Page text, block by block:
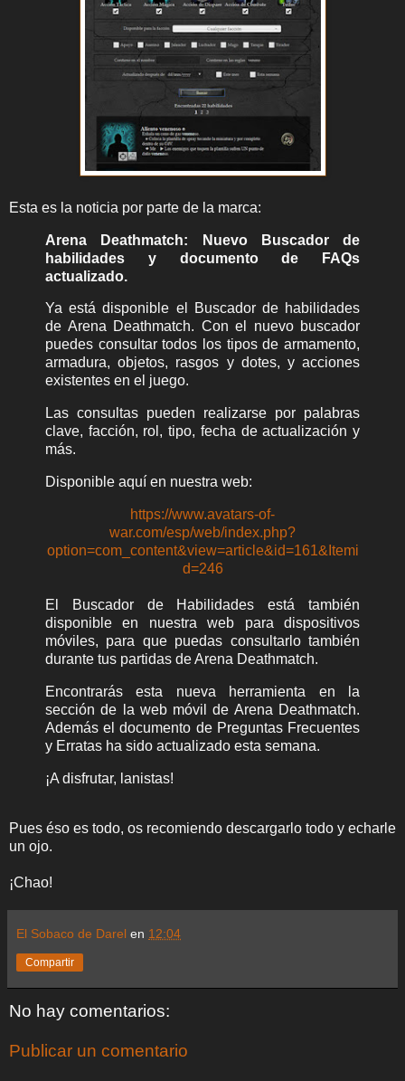
Esta es la noticia por parte de la marca:
Arena Deathmatch: Nuevo Buscador de
habilidades y documento de FAQs
actualizado.
Ya está disponible el Buscador de habilidades
de Arena Deathmatch. Con el nuevo buscador
puedes consultar todos los tipos de armamento,
armadura, objetos, rasgos y dotes, y acciones
existentes en el juego.
Las consultas pueden realizarse por palabras
clave, facción, rol, tipo, fecha de actualización y
más.
Disponible aquí en nuestra web:
https://www.avatars-of-
war.com/esp/web/index.php?
option=com_content&view=article&id=161&Itemi
d=246
El Buscador de Habilidades está también
disponible en nuestra web para dispositivos
móviles, para que puedas consultarlo también
durante tus partidas de Arena Deathmatch.
Encontrarás esta nueva herramienta en la
sección de la web móvil de Arena Deathmatch.
Además el documento de Preguntas Frecuentes
y Erratas ha sido actualizado esta semana.
¡A disfrutar, lanistas!
Pues éso es todo, os recomiendo descargarlo todo y echarle
un ojo.
¡Chao!
El Sobaco de Darel en 12:04
Compartir
No hay comentarios:
Publicar un comentario